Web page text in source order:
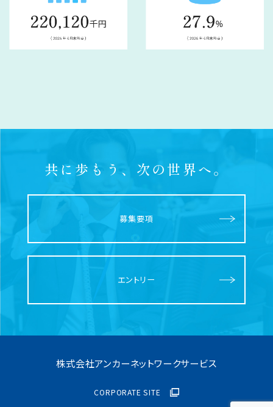
共に歩もう、次の世界へ。
募集要項
エントリー
株式会社アンカーネットワークサービス
CORPORATE SITE